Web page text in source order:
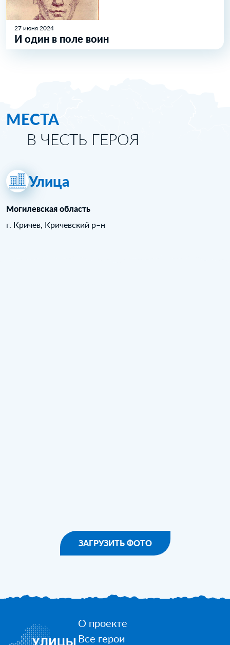
27 июня 2024
И один в поле воин
МЕСТА
В ЧЕСТЬ ГЕРОЯ
Улица
Могилевская область
г. Кричев, Кричевский р–н
ЗАГРУЗИТЬ ФОТО
О проекте
Все герои